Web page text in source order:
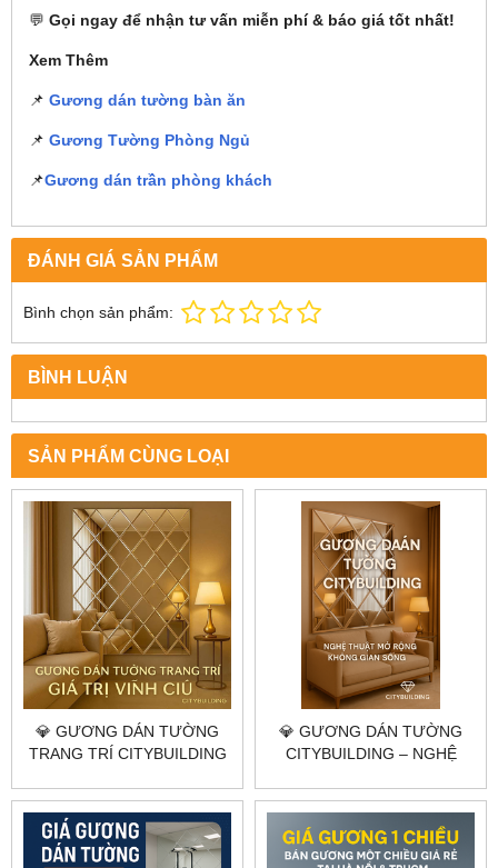
💬 Gọi ngay để nhận tư vấn miễn phí & báo giá tốt nhất!
Xem Thêm
📌 Gương dán tường bàn ăn
📌 Gương Tường Phòng Ngủ
📌Gương dán trần phòng khách
ĐÁNH GIÁ SẢN PHẨM
Bình chọn sản phẩm:
BÌNH LUẬN
SẢN PHẨM CÙNG LOẠI
💎 GƯƠNG DÁN TƯỜNG
TRANG TRÍ CITYBUILDING
GIAN SỐNG HIỆN ĐẠI
💎 GƯƠNG DÁN TƯỜNG
CITYBUILDING – NGHỆ
GIAN SỐNG